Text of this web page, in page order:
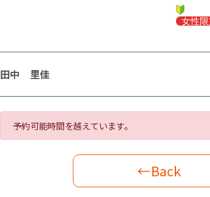
田中 里佳
予約可能時間を越えています。
←Back